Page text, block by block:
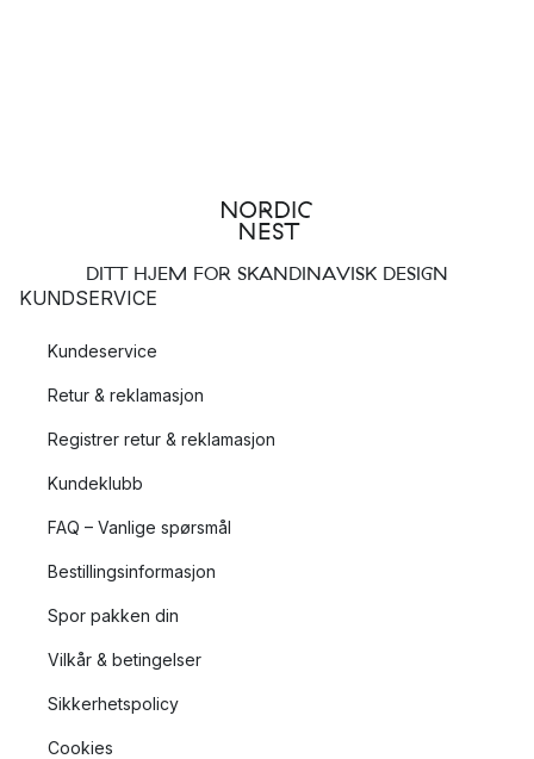
DITT HJEM FOR SKANDINAVISK DESIGN
KUNDSERVICE
Kundeservice
Retur & reklamasjon
Registrer retur & reklamasjon
Kundeklubb
FAQ – Vanlige spørsmål
Bestillingsinformasjon
Spor pakken din
Vilkår & betingelser
Sikkerhetspolicy
Cookies